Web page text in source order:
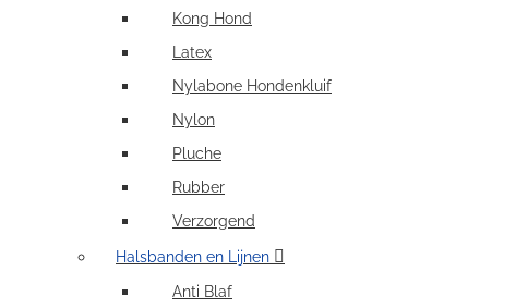
Kong Hond
Latex
Nylabone Hondenkluif
Nylon
Pluche
Rubber
Verzorgend
Halsbanden en Lijnen
Anti Blaf